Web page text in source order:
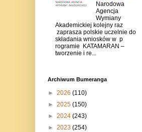
Narodowa
Agencja
Wymiany
Akademickiej kolejny raz
zaprasza polskie uczelnie do
składania wniosków w p
rogramie KATAMARAN –
tworzenie i re...
Archiwum Bumeranga
► 2026 (110)
► 2025 (150)
► 2024 (243)
► 2023 (254)